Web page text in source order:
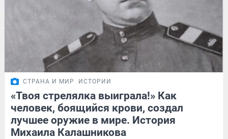
СТРАНА И МИР ИСТОРИИ
«Твоя стрелялка выиграла!» Как
человек, боящийся крови, создал
лучшее оружие в мире. История
Михаила Калашникова